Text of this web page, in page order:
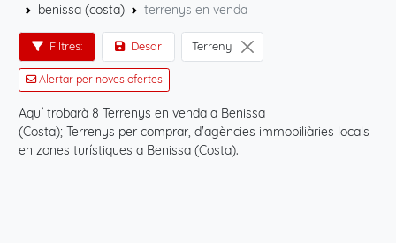
benissa (costa)
terrenys en venda
Filtres: Desar Terreny
Alertar per noves ofertes
Aquí trobarà 8 Terrenys en venda a Benissa
(Costa); Terrenys per comprar, d'agències immobiliàries locals
en zones turístiques a Benissa (Costa).